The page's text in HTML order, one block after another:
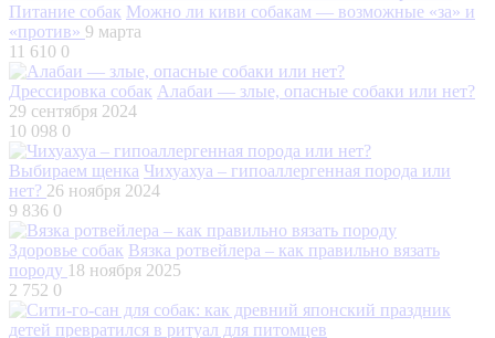
Питание собак Можно ли киви собакам — возможные «за» и
«против» 9 марта
11 610 0
Дрессировка собак Алабаи — злые, опасные собаки или нет?
29 сентября 2024
10 098 0
Выбираем щенка Чихуахуа – гипоаллергенная порода или
нет? 26 ноября 2024
9 836 0
Здоровье собак Вязка ротвейлера – как правильно вязать
породу 18 ноября 2025
2 752 0